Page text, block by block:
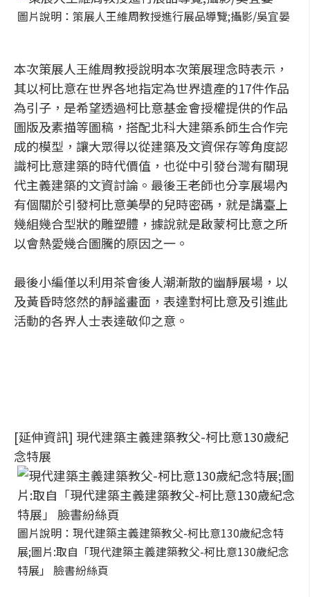
圖片說明：策展人王維周教授進行展品導覽;攝影/吳宜晏
本次策展人王維周教授說明本次策展理念時表示，
其以柯比意在世界各地指定為世界遺產的17件作品
為引子，是希望透過柯比意基金會授權提供的作品
圖版及素描等圖稿，搭配北科大建築系師生合作完
成的模型，讓大眾得以從建築及文資保存等角度認
識柯比意建築的時代價值，也從中引發台灣有關現
代主義建築的文資討論。最後王老師也分享展場內
有個關於引發柯比意美學的兒時密碼，就是講臺上
幾組幾合型狀的雕塑體，據說就是啟蒙柯比意之所
以會熱愛幾合圖騰的原因之一。
最後小編僅以利用茶會後人潮漸散的幽靜展場，以
及黃昏時悠然的靜謐畫面，表達對柯比意及引進此
活動的各界人士表達敬仰之意。
[延伸資訊] 現代建築主義建築教父-柯比意130歲紀
念特展
圖片說明：現代建築主義建築教父-柯比意130歲紀念特
展;圖片:取自「現代建築主義建築教父-柯比意130歲紀念
特展」 臉書紛絲頁